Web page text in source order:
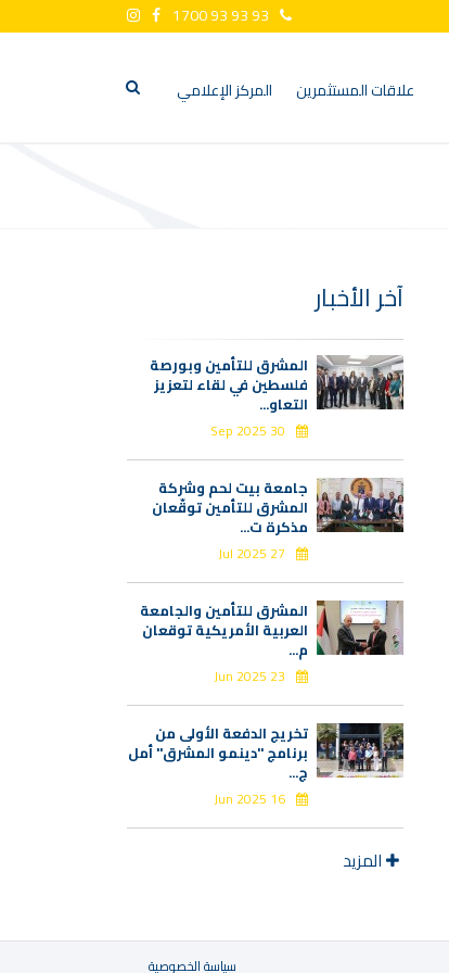
1700 93 93 93
علاقات المستثمرين المركز الإعلامي
آخر الأخبار
المشرق للتأمين وبورصة
فلسطين في لقاء لتعزيز
التعاو...
30 Sep 2025
جامعة بيت لحم وشركة
المشرق للتأمين توقّعان
مذكرة ت...
27 Jul 2025
المشرق للتأمين والجامعة
العربية الأمريكية توقعان
م...
23 Jun 2025
تخريج الدفعة الأولى من
برنامج "دينمو المشرق" أمل
ج...
16 Jun 2025
المزيد
سياسة الخصوصية